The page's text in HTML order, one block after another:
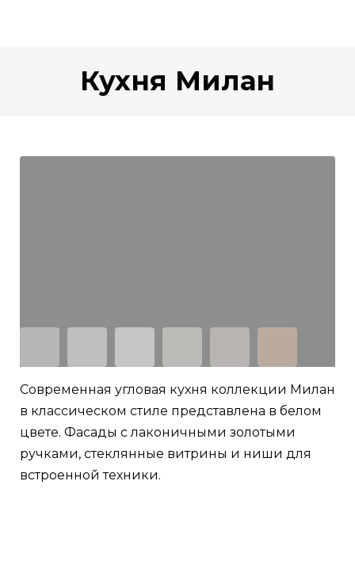
Кухня Милан
Современная угловая кухня коллекции Милан
в классическом стиле представлена в белом
цвете. Фасады с лаконичными золотыми
ручками, стеклянные витрины и ниши для
встроенной техники.